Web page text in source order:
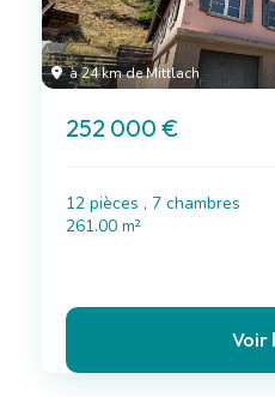
à 24 km de Mittlach
252 000 €
12 pièces , 7 chambres
261.00 m²
Voir